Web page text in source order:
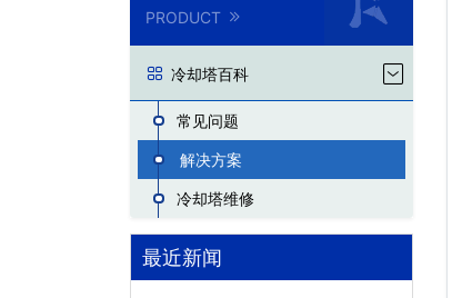
PRODUCT
冷却塔百科
常见问题
解决方案
冷却塔维修
最近新闻